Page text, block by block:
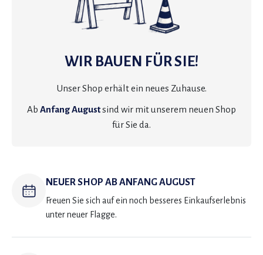
WIR BAUEN FÜR SIE!
Unser Shop erhält ein neues Zuhause.
Ab Anfang Augustsind wir mit unserem neuen Shop
für Sie da.
NEUER SHOP AB ANFANG AUGUST
Freuen Sie sich auf ein noch besseres Einkaufserlebnis
unter neuer Flagge.